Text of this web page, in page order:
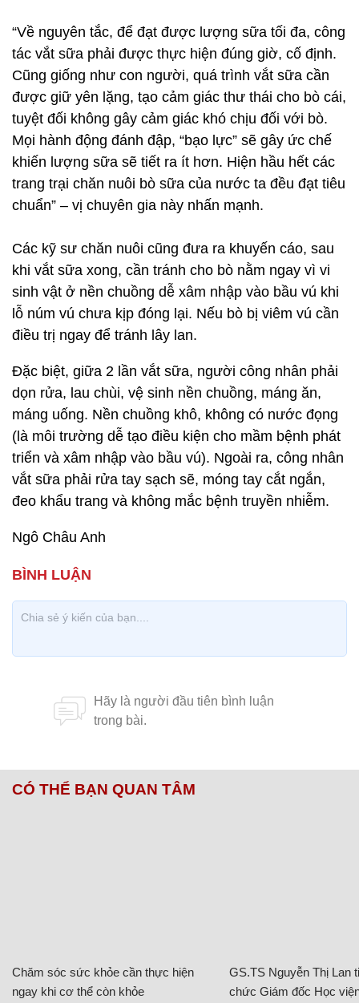
“Về nguyên tắc, để đạt được lượng sữa tối đa, công
tác vắt sữa phải được thực hiện đúng giờ, cố định.
Cũng giống như con người, quá trình vắt sữa cần
được giữ yên lặng, tạo cảm giác thư thái cho bò cái,
tuyệt đối không gây cảm giác khó chịu đối với bò.
Mọi hành động đánh đập, “bạo lực” sẽ gây ức chế
khiến lượng sữa sẽ tiết ra ít hơn. Hiện hầu hết các
trang trại chăn nuôi bò sữa của nước ta đều đạt tiêu
chuẩn” – vị chuyên gia này nhấn mạnh.
Các kỹ sư chăn nuôi cũng đưa ra khuyến cáo, sau
khi vắt sữa xong, cần tránh cho bò nằm ngay vì vi
sinh vật ở nền chuồng dễ xâm nhập vào bầu vú khi
lỗ núm vú chưa kịp đóng lại. Nếu bò bị viêm vú cần
điều trị ngay để tránh lây lan.
Đặc biệt, giữa 2 lần vắt sữa, người công nhân phải
dọn rửa, lau chùi, vệ sinh nền chuồng, máng ăn,
máng uống. Nền chuồng khô, không có nước đọng
(là môi trường dễ tạo điều kiện cho mầm bệnh phát
triển và xâm nhập vào bầu vú). Ngoài ra, công nhân
vắt sữa phải rửa tay sạch sẽ, móng tay cắt ngắn,
đeo khẩu trang và không mắc bệnh truyền nhiễm.
Ngô Châu Anh
CÓ THỂ BẠN QUAN TÂM
Chăm sóc sức khỏe cần thực hiện
ngay khi cơ thể còn khỏe
GS.TS Nguyễn Thị Lan
chức Giám đốc Học